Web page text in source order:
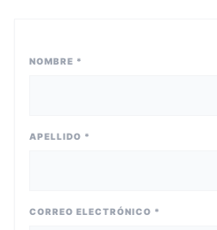
NOMBRE *
APELLIDO *
CORREO ELECTRÓNICO *